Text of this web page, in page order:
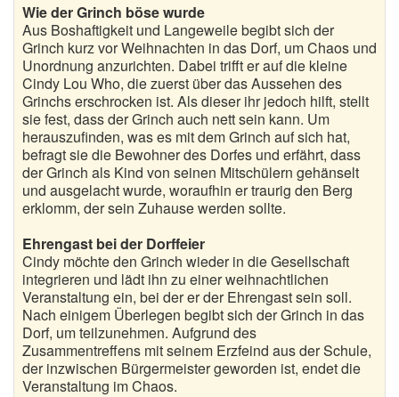
Wie der Grinch böse wurde
Aus Boshaftigkeit und Langeweile begibt sich der
Grinch kurz vor Weihnachten in das Dorf, um Chaos und
Unordnung anzurichten. Dabei trifft er auf die kleine
Cindy Lou Who, die zuerst über das Aussehen des
Grinchs erschrocken ist. Als dieser ihr jedoch hilft, stellt
sie fest, dass der Grinch auch nett sein kann. Um
herauszufinden, was es mit dem Grinch auf sich hat,
befragt sie die Bewohner des Dorfes und erfährt, dass
der Grinch als Kind von seinen Mitschülern gehänselt
und ausgelacht wurde, woraufhin er traurig den Berg
erklomm, der sein Zuhause werden sollte.
Ehrengast bei der Dorffeier
Cindy möchte den Grinch wieder in die Gesellschaft
integrieren und lädt ihn zu einer weihnachtlichen
Veranstaltung ein, bei der er der Ehrengast sein soll.
Nach einigem Überlegen begibt sich der Grinch in das
Dorf, um teilzunehmen. Aufgrund des
Zusammentreffens mit seinem Erzfeind aus der Schule,
der inzwischen Bürgermeister geworden ist, endet die
Veranstaltung im Chaos.